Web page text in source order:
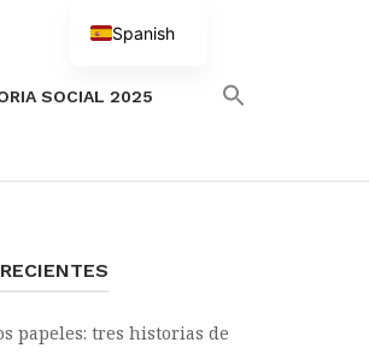
SOCIAL 2025
papeles: tres historias de
Spanish